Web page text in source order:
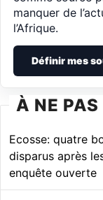
manquer de
l’Afrique.
Définir mes
À NE
Ecosse: quatre
disparus après
enquête ouverte